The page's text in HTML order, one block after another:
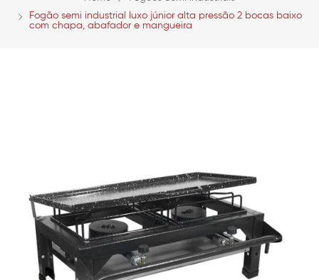
Fogão semi industrial luxo júnior alta pressão 2 bocas baixo
com chapa, abafador e mangueira